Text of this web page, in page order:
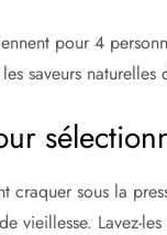
pour 4
saveurs
craquer sous la
vieillesse. Lavez-